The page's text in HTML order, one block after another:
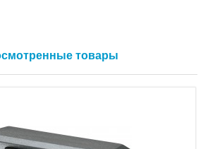
товары